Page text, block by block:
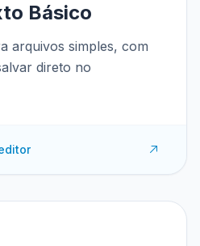
Básico
arquivos simples, com
direto no